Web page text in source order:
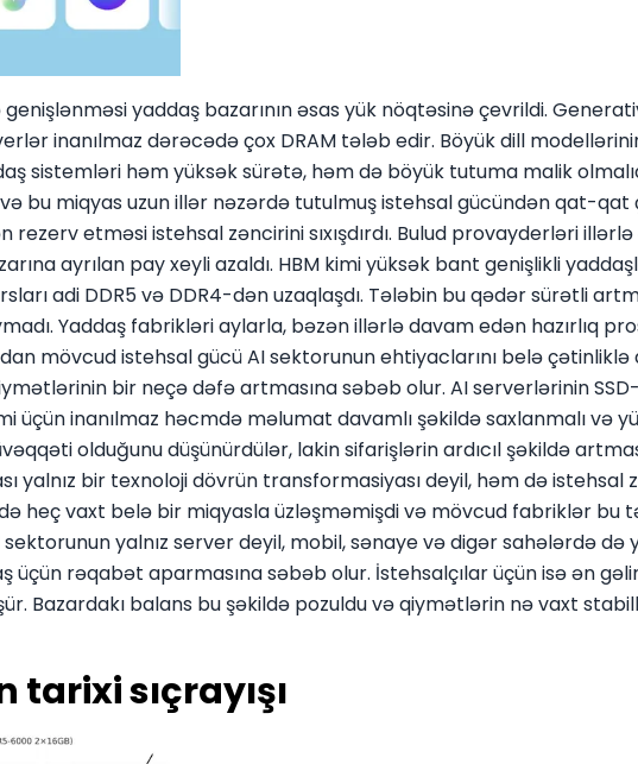
yaddaş bazarının əsas yük nöqtəsinə çevrildi.
inanılmaz dərəcədə çox DRAM tələb edir. Böyük dill
sistemləri həm yüksək sürətə, həm də böyük tutuma malik
bu miqyas uzun illər nəzərdə tutulmuş istehsal gücündən qat-qat
etməsi istehsal zəncirini sıxışdırdı. Bulud provayderləri
ayrılan pay xeyli azaldı. HBM kimi yüksək bant genişlikli
adi DDR5 və DDR4-dən uzaqlaşdı. Tələbin bu qədər sürətli
Yaddaş fabrikləri aylarla, bəzən illərlə davam edən hazırlıq
mövcud istehsal gücü AI sektorunun ehtiyaclarını belə çətinliklə
bir neçə dəfə artmasına səbəb olur. AI serverlərinin
üçün inanılmaz həcmdə məlumat davamlı şəkildə saxlanmalı və
olduğunu düşünürdülər, lakin sifarişlərin ardıcıl şəkildə
yalnız bir texnoloji dövrün transformasiyası deyil, həm də istehsal
heç vaxt belə bir miqyasla üzləşməmişdi və mövcud fabriklər bu
yalnız server deyil, mobil, sənaye və digər sahələrdə də
üçün rəqabət aparmasına səbəb olur. İstehsalçılar üçün isə ən
Bazardakı balans bu şəkildə pozuldu və qiymətlərin nə vaxt
sıçrayışı